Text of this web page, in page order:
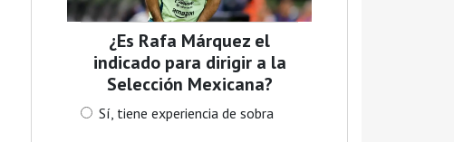
¿Es Rafa Márquez el
indicado para dirigir a la
Selección Mexicana?
Sí, tiene experiencia de sobra